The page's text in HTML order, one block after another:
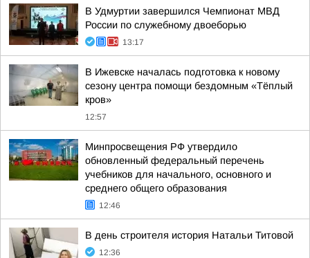
В Удмуртии завершился Чемпионат МВД
России по служебному двоеборью
13:17
В Ижевске началась подготовка к новому
сезону центра помощи бездомным «Тёплый
кров»
12:57
Минпросвещения РФ утвердило
обновленный федеральный перечень
учебников для начального, основного и
среднего общего образования
12:46
В день строителя история Натальи Титовой
12:36